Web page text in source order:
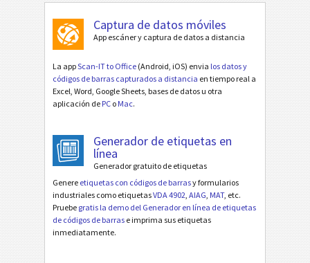
Captura de datos móviles
App escáner y captura de datos a distancia
La appScan-IT to Office (Android, iOS) envia los datos y
códigos de barras capturados a distancia en tiempo real a
Excel, Word, Google Sheets, bases de datos u otra
aplicación de PC o Mac.
Generador de etiquetas en
línea
Generador gratuito de etiquetas
Genere etiquetas con códigos de barrasy formularios
industriales como etiquetasVDA 4902 AIAG MAT, etc.
Pruebe gratis la demo del Generador en línea de etiquetas
de códigos de barras e imprima sus etiquetas
inmediatamente.